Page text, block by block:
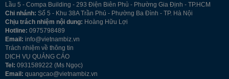
Lầu 5 - Compa Building - 293 Điện Biên Phủ - Phường Gia Định - TP.HCM
Chi nhánh: Số 5 - Khu 38A Trần Phú - Phường Ba Đình - TP. Hà Nội
Chịu trách nhiệm nội dung: Hoàng Hữu Lợi
Hotline: 0975798489
Email: info@vietnambiz.vn
Trách nhiệm về thông tin
DỊCH VỤ QUẢNG CÁO
Tel: 0931589222 (Ms Ngọc)
Email: quangcao@vietnambiz.vn